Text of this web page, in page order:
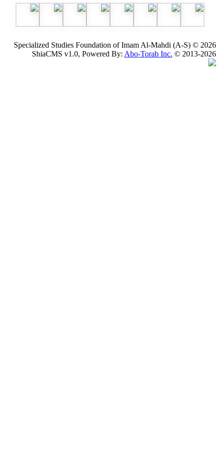
Specialized Studies Foundation of Imam Al-
ShiaCMS v1.0, Powered By:Abo-Torab Inc.